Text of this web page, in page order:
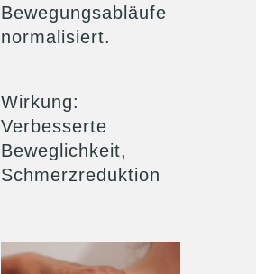
Bewegungsabläufe
normalisiert.
Wirkung:
Verbesserte
Beweglichkeit,
Schmerzreduktion